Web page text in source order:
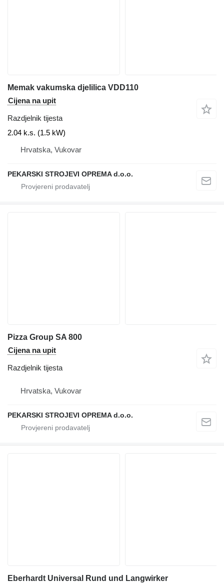
Memak vakumska djelilica VDD110
Cijena na upit
Razdjelnik tijesta
2.04 k.s. (1.5 kW)
Hrvatska, Vukovar
PEKARSKI STROJEVI OPREMA d.o.o.
Pizza Group SA 800
Cijena na upit
Razdjelnik tijesta
Hrvatska, Vukovar
PEKARSKI STROJEVI OPREMA d.o.o.
Eberhardt Universal Rund und Langwirker